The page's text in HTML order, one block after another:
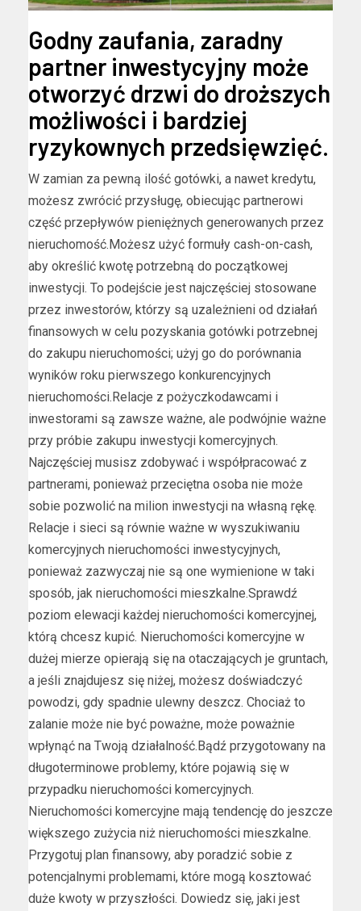
Godny zaufania, zaradny
partner inwestycyjny może
otworzyć drzwi do droższych
możliwości i bardziej
ryzykownych przedsięwzięć.
W zamian za pewną ilość gotówki, a nawet kredytu,
możesz zwrócić przysługę, obiecując partnerowi
część przepływów pieniężnych generowanych przez
nieruchomość.Możesz użyć formuły cash-on-cash,
aby określić kwotę potrzebną do początkowej
inwestycji. To podejście jest najczęściej stosowane
przez inwestorów, którzy są uzależnieni od działań
finansowych w celu pozyskania gotówki potrzebnej
do zakupu nieruchomości; użyj go do porównania
wyników roku pierwszego konkurencyjnych
nieruchomości.Relacje z pożyczkodawcami i
inwestorami są zawsze ważne, ale podwójnie ważne
przy próbie zakupu inwestycji komercyjnych.
Najczęściej musisz zdobywać i współpracować z
partnerami, ponieważ przeciętna osoba nie może
sobie pozwolić na milion inwestycji na własną rękę.
Relacje i sieci są równie ważne w wyszukiwaniu
komercyjnych nieruchomości inwestycyjnych,
ponieważ zazwyczaj nie są one wymienione w taki
sposób, jak nieruchomości mieszkalne.Sprawdź
poziom elewacji każdej nieruchomości komercyjnej,
którą chcesz kupić. Nieruchomości komercyjne w
dużej mierze opierają się na otaczających je gruntach,
a jeśli znajdujesz się niżej, możesz doświadczyć
powodzi, gdy spadnie ulewny deszcz. Chociaż to
zalanie może nie być poważne, może poważnie
wpłynąć na Twoją działalność.Bądź przygotowany na
długoterminowe problemy, które pojawią się w
przypadku nieruchomości komercyjnych.
Nieruchomości komercyjne mają tendencję do jeszcze
większego zużycia niż nieruchomości mieszkalne.
Przygotuj plan finansowy, aby poradzić sobie z
potencjalnymi problemami, które mogą kosztować
duże kwoty w przyszłości. Dowiedz się, jaki jest